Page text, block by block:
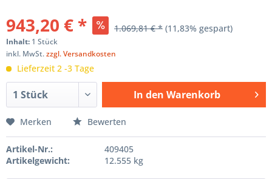
943,20 € * 1.069,81 € * (11,83% gespart)
Inhalt: 1 Stück
inkl. MwSt.zzgl. Versandkosten
Lieferzeit 2 -3 Tage
In den Warenkorb
Merken Bewerten
Artikel-Nr.:
409405
Artikelgewicht:
12.555 kg